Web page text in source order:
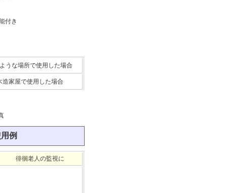
付き
うな場所で使用した場合
家屋で使用した場合
例
徘徊老人の監視に